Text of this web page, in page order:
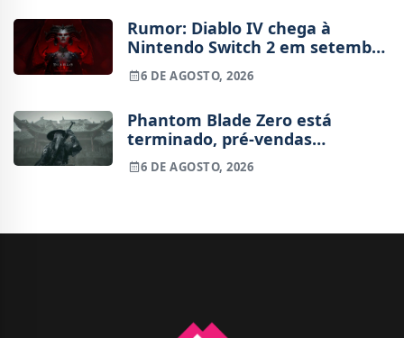
Rumor: Diablo IV chega à
Nintendo Switch 2 em setembro
e vai custar o preço de um jogo
novo
6 DE AGOSTO, 2026
Phantom Blade Zero está
terminado, pré-vendas
começam na próxima semana
6 DE AGOSTO, 2026